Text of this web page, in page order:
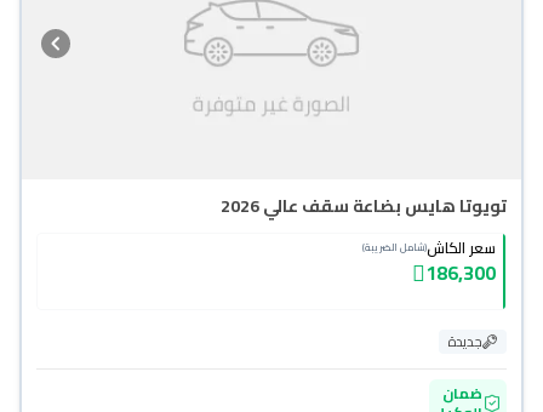
تويوتا هايس بضاعة سقف عالي 2026
سعر الكاش(شامل الضريبة)
186,300
جديدة
ضمان